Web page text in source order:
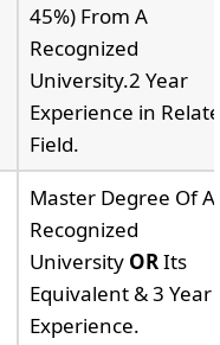
45%) From A
Recognized
University.2 Year
Experience in
Field.
Master Degree Of A
Recognized
University ORIts
Equivalent & 3 Year
Experience.